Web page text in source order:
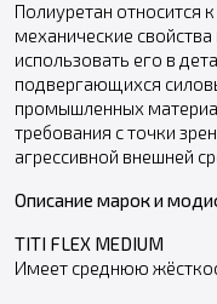
Полиуретан относится
механические
использовать его в
подвергающихся
промышленных
требования с точки
агрессивной внешней
Описание марок и
TITI FLEX MEDIUM
Имеет среднюю